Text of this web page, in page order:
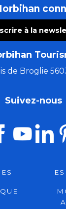
à la
de Broglie
Suivez-nous